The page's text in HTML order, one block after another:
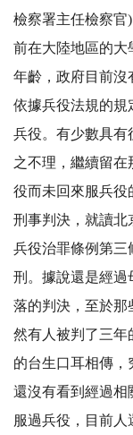
檢察署主任檢察
前在大陸地區的大
年齡，政府目前沒
依據兵役法規的規
兵役。有少數具有
之不理，繼續留
役而未回來服兵役
刑事判決，就讀北
兵役治罪條例第三
刑。據說還是經過
落的判決，至於那
然有人被判了三年
的台生口耳相傳，
還沒有看到經過相
服過兵役，目前人